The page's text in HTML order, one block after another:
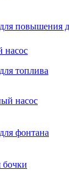
повышения
насос
топлива
насос
фонтана
бочки